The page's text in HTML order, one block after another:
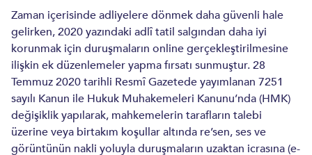
Zaman içerisinde adliyelere dönmek daha güvenli hale
gelirken, 2020 yazındaki adlî tatil salgından daha iyi
korunmak için duruşmaların online gerçekleştirilmesine
ilişkin ek düzenlemeler yapma fırsatı sunmuştur. 28
Temmuz 2020 tarihli Resmî Gazetede yayımlanan 7251
sayılı Kanun ile Hukuk Muhakemeleri Kanunu’nda (HMK)
değişiklik yapılarak, mahkemelerin tarafların talebi
üzerine veya birtakım koşullar altında re’sen, ses ve
görüntünün nakli yoluyla duruşmaların uzaktan icrasına (e-